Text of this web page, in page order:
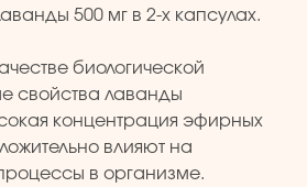
500 мг в 2-х капсулах.
биологической
свойства лаванды
концентрация эфирных
влияют на
в организме.